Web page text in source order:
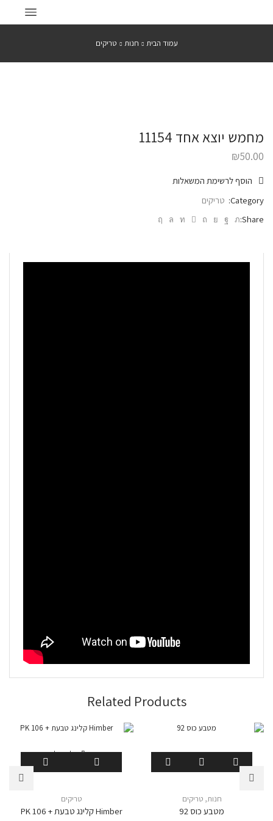
עמוד הבית חנות טריקים
מחמש יוצא אחד 11154
₪50.00
הוסף לרשימת המשאלות
Category: טריקים
Share:
Related Products
חנות, טריקים
מטבע כוס 92
המלאי אזל
טריקים
Himber קלינג טבעת + PK 106